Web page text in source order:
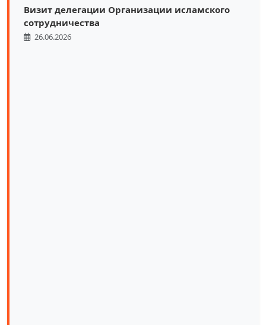
Визит делегации Организации исламского
сотрудничества
26.06.2026